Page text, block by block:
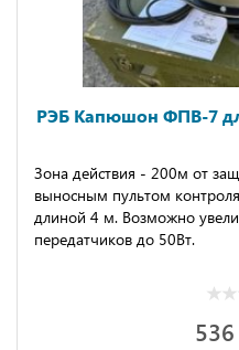
РЭБ Капюшон ФПВ-7
Зона действия - 200м от
выносным пультом
длиной 4 м. Возможно
передатчиков до 50Вт.